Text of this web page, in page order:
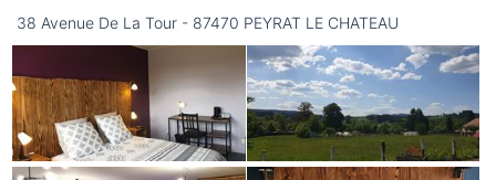
38 Avenue De La Tour - 87470 PEYRAT LE CHATEAU